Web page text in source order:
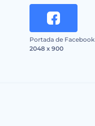
Portada de Facebook
2048 x 900